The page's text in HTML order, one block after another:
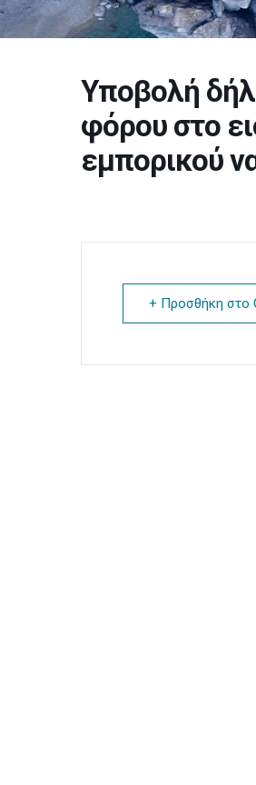
Υποβολή
φόρου στο
εμπορικού
+ Προσθήκη στο